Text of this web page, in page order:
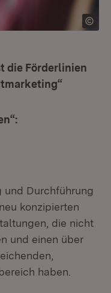
die Förderlinien
und Durchführung
konzipierten
die nicht
und einen über
haben.